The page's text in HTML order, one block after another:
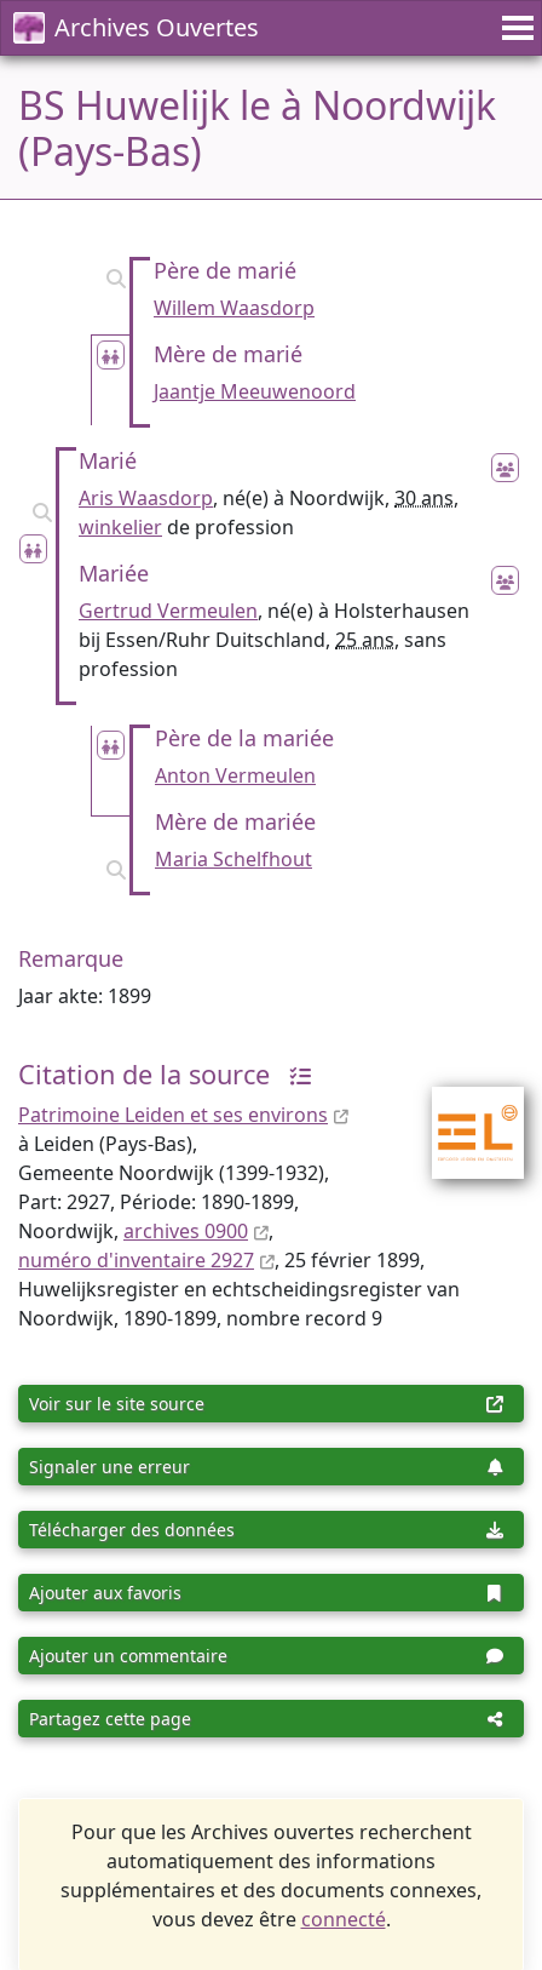
Archives Ouvertes
BS Huwelijk le à Noordwijk
(Pays-Bas)
Père de marié
Willem Waasdorp
Mère de marié
Jaantje Meeuwenoord
Marié
Aris Waasdorp, né(e) à Noordwijk, 30 ans,
winkelierde profession
Mariée
Gertrud Vermeulen, né(e) à Holsterhausen
bij Essen/Ruhr Duitschland, 25 ans, sans
profession
Père de la mariée
Anton Vermeulen
Mère de mariée
Maria Schelfhout
Remarque
Jaar akte: 1899
Citation de la source
Patrimoine Leiden et ses environs
à Leiden (Pays-Bas),
Gemeente Noordwijk (1399-1932),
Part: 2927, Période: 1890-1899,
Noordwijk, archives 0900
,
numéro d'inventaire 2927
, 25 février 1899,
Huwelijksregister en echtscheidingsregister van
Noordwijk, 1890-1899, nombre record 9
Voir sur le site source
Signaler une erreur
Télécharger des données
Ajouter aux favoris
Ajouter un commentaire
Partagez cette page
Pour que les Archives ouvertes recherchent
automatiquement des informations
supplémentaires et des documents connexes,
vous devez être connecté.